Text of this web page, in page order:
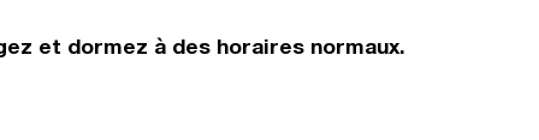
et dormez à des horaires normaux.